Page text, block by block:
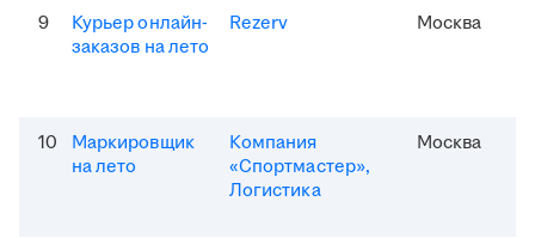
9
Курьер онлайн-
заказов на лето
Rezerv Москва
10
Маркировщик
на лето
Компания
«Спортмастер»,
Логистика
Москва